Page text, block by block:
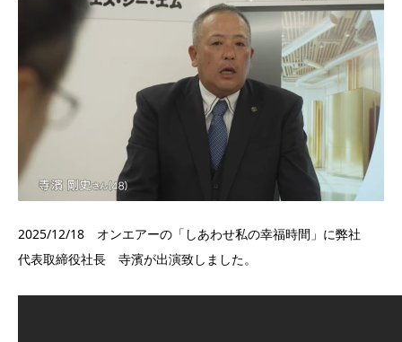
2025/12/18 オンエアーの「しあわせ私の幸福時間」に弊社
代表取締役社長 寺濱が出演致しました。